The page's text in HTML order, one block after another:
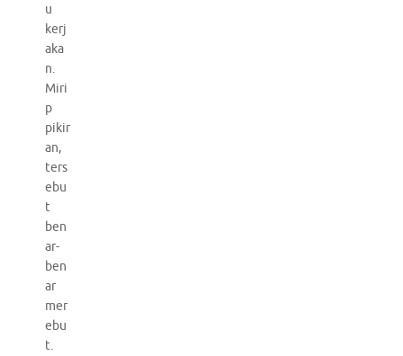
u
kerj
aka
n.
Miri
p
pikir
an,
ters
ebu
t
ben
ar-
ben
ar
mer
ebu
t.